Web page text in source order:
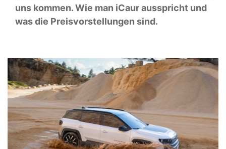
uns kommen. Wie man iCaur ausspricht und
was die Preisvorstellungen sind.